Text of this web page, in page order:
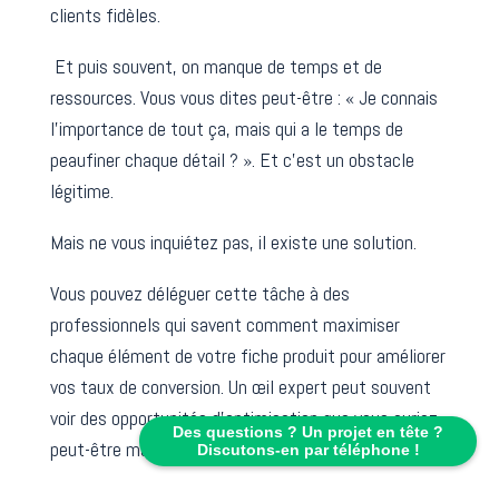
Des questions ? Un projet en tête ?
Discutons-en par téléphone !
clients fidèles.
Et puis souvent, on manque de temps et de
ressources. Vous vous dites peut-être : « Je connais
l’importance de tout ça, mais qui a le temps de
peaufiner chaque détail ? ». Et c’est un obstacle
légitime.
Mais ne vous inquiétez pas, il existe une solution.
Vous pouvez déléguer cette tâche à des
professionnels qui savent comment maximiser
chaque élément de votre fiche produit pour améliorer
vos taux de conversion. Un œil expert peut souvent
voir des opportunités d’optimisation que vous auriez
peut-être manquées.